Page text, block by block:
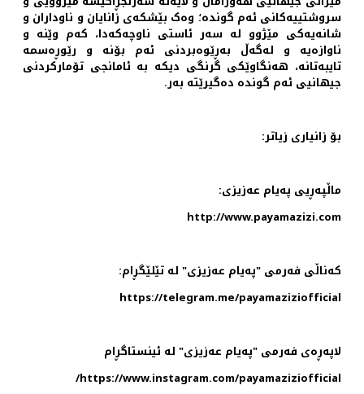
سروشتییەکانی ئەم گوندە؛ وەک بێشکه‌ی زانایان و ناوداران‌ و
شانەیەکی مێژوو لە سه‌ر ئاستی ناوچەکەدا، که‌م وێنه‌ و
ناوازەیە و لەگەڵ به‌ڕێوه‌بردنی ئەم بۆنه‌ و رێوڕه‌سمه‌
تایبەتانە، هەنگاوێکی گرنگی دیکە بە ئامانجی تۆمارکردنی
جیهانیی ئەم گوندە دەگیرێتە بەر.
بۆ زانیاری زیاتر:
ماڵپەڕیی پەیام عەزیزی:
http://www.payamazizi.com
کەناڵی فەرمی "پەیام عەزیزی" لە تێلێگڕام:
https://telegram.me/payamaziziofficial
لاپەڕەی فەرمی "پەیام عەزیزی" لە ئینستاگڕام
https://www.instagram.com/payamaziziofficial/